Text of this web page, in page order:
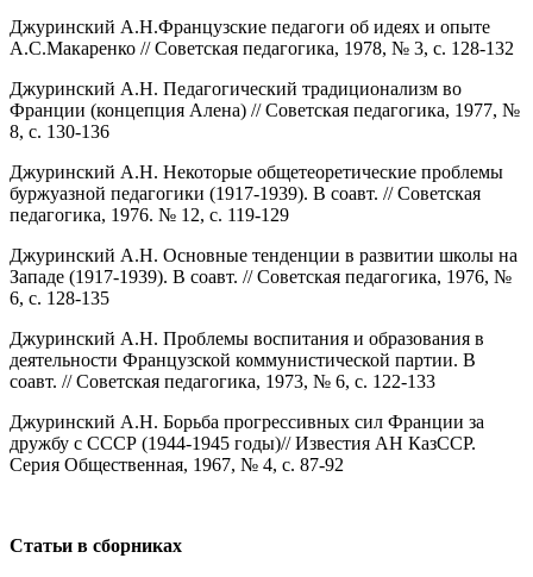
Джуринский А.Н.Французские педагоги об идеях и опыте
А.С.Макаренко // Советская педагогика, 1978, № 3, с. 128-132
Джуринский А.Н. Педагогический традиционализм во
Франции (концепция Алена) // Советская педагогика, 1977, №
8, с. 130-136
Джуринский А.Н. Некоторые общетеоретические проблемы
буржуазной педагогики (1917-1939). В соавт. // Советская
педагогика, 1976. № 12, с. 119-129
Джуринский А.Н. Основные тенденции в развитии школы на
Западе (1917-1939). В соавт. // Советская педагогика, 1976, №
6, с. 128-135
Джуринский А.Н. Проблемы воспитания и образования в
деятельности Французской коммунистической партии. В
соавт. // Советская педагогика, 1973, № 6, с. 122-133
Джуринский А.Н. Борьба прогрессивных сил Франции за
дружбу с СССР (1944-1945 годы)// Известия АН КазССР.
Серия Общественная, 1967, № 4, с. 87-92
Статьи в сборниках